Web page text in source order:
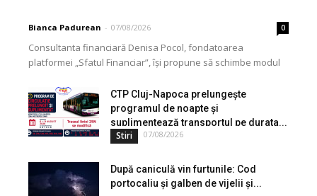
Bianca Padurean - 07/08/2026 0
Consultanta financiară Denisa Pocol, fondatoarea
platformei „Sfatul Financiar”, își propune să schimbe modul
de peste...
CTP Cluj-Napoca prelungește
programul de noapte și
suplimentează transportul pe durata...
Stiri 07/08/2026
După caniculă vin furtunile: Cod
portocaliu și galben de vijelii și...